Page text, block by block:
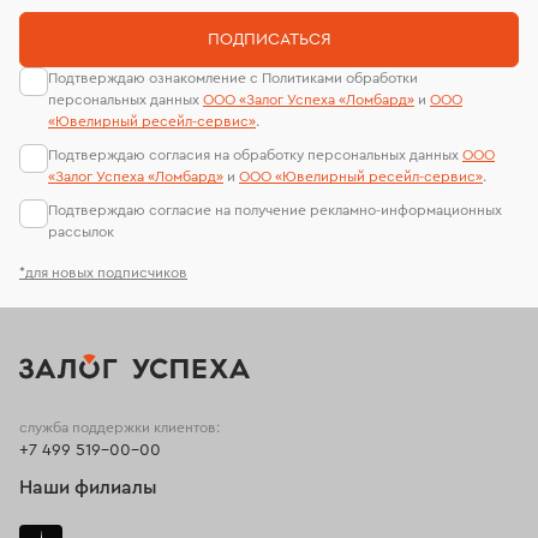
*для новых подписчиков
ПОДПИСАТЬСЯ
Подтверждаю ознакомление с Политиками обработки
персональных данных ООО «Залог Успеха «Ломбард» и ООО
«Ювелирный ресейл-сервиc».
Подтверждаю согласия на обработку персональных данных ООО
«Залог Успеха «Ломбард» и ООО «Ювелирный ресейл-сервиc».
Подтверждаю согласие на получение рекламно-информационных
рассылок
служба поддержки клиентов:
+7 499 519-00-00
Наши филиалы